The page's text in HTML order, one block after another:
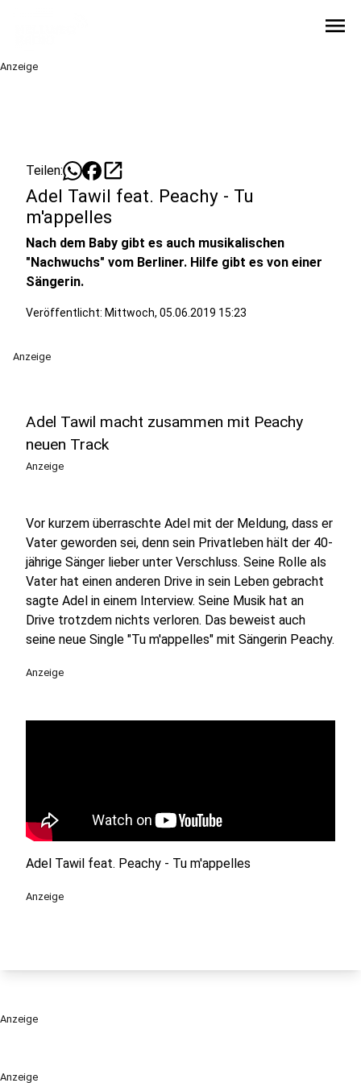
menu
Anzeige
Anzeige
Teilen: open_in_new
Adel Tawil feat. Peachy - Tu
m'appelles
Nach dem Baby gibt es auch musikalischen
"Nachwuchs" vom Berliner. Hilfe gibt es von einer
Sängerin.
Veröffentlicht: Mittwoch, 05.06.2019 15:23
Anzeige
Adel Tawil macht zusammen mit Peachy
neuen Track
Anzeige
Vor kurzem überraschte Adel mit der Meldung, dass er
Vater geworden sei, denn sein Privatleben hält der 40-
jährige Sänger lieber unter Verschluss. Seine Rolle als
Vater hat einen anderen Drive in sein Leben gebracht
sagte Adel in einem Interview. Seine Musik hat an
Drive trotzdem nichts verloren. Das beweist auch
seine neue Single "Tu m'appelles" mit Sängerin Peachy.
Anzeige
Adel Tawil feat. Peachy - Tu m'appelles
Anzeige
Anzeige